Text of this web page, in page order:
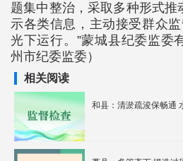
题集中整治，采取多种形式推
示各类信息，主动接受群众监
光下运行。”蒙城县纪委监委
州市纪委监委）
相关阅读
和县：清淤疏浚保畅通